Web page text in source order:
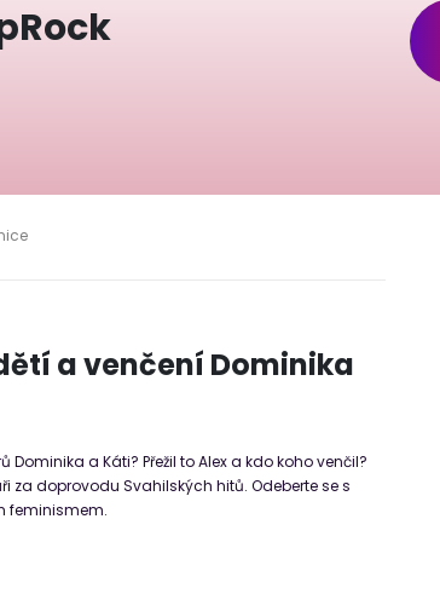
a venčení Dominika
a Káti? Přežil to Alex a kdo koho venčil?
za doprovodu Svahilských hitů. Odeberte se s
feminismem.